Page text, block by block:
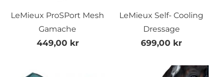
LeMieux ProSPort Mesh
Gamache
449,00 kr
LeMieux Self- Cooling
Dressage
699,00 kr